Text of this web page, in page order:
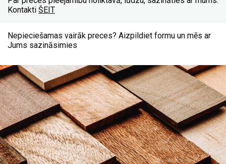
Kontakti ŠEIT
Nepieciešamas vairāk preces? Aizpildiet formu un mēs ar
Jums sazināsimies